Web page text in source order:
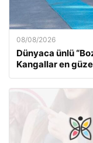
08/08/2026
Dünyaca ünlü
Kangallar en